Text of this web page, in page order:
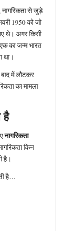
नागरिकता से जुड़े
1950 को जो
थे। अगर किसी
का जन्म भारत
था।
में लौटकर
का मामला
है
नागरिकता
किन
है।
है…